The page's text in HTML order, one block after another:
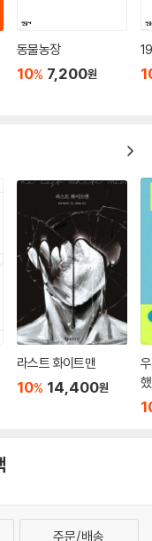
혐오나 가톨릭 아일랜드,
쓰려고 한 것은 아닙니
수감되어 강제로 노동해
지 않았는지에 대한 질
발이 아니다. 종교나 수
느낀 비참함이나 감격의
. 사건은 단지 사회의 문
는지 포착하기 위한 장
뒤따라감으로써 인간의
들이 의미하는 바도 없지
국가인 아일랜드, 그리
경이라는 점에서 이야기
일이 벌어지고 있는지
에 대한 한 줄기 희망을
립 라킨의 말에 응답하는
님을 알게 될 것이다. 한 개
동물농장
10% 7,200원
라스트 화이트맨
10% 14,400원
주문/배송